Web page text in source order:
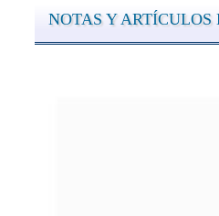
NOTAS Y ARTÍCULOS